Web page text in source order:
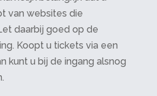
van websites die
daarbij goed op de
Koopt u tickets via een
kunt u bij de ingang alsnog